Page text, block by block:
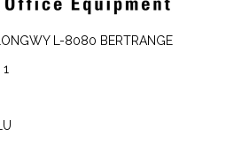
L-8080 BERTRANGE